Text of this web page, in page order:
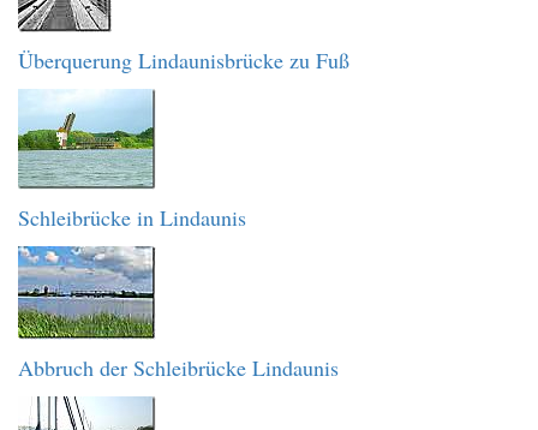
Überquerung Lindaunisbrücke zu Fuß
Schleibrücke in Lindaunis
Abbruch der Schleibrücke Lindaunis